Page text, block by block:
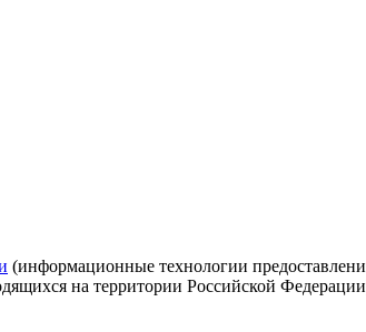
(информационные технологии
на территории Российской